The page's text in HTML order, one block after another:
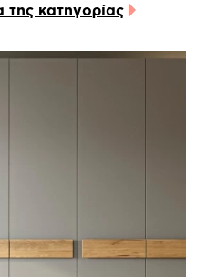
της κατηγορίας